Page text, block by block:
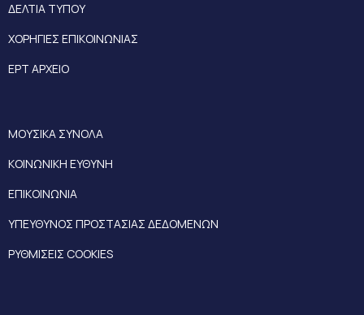
ΔΕΛΤΙΑ ΤΥΠΟΥ
ΧΟΡΗΓΙΕΣ ΕΠΙΚΟΙΝΩΝΙΑΣ
ΕΡΤ ΑΡΧΕΙΟ
ΜΟΥΣΙΚΑ ΣΥΝΟΛΑ
ΚΟΙΝΩΝΙΚΗ ΕΥΘΥΝΗ
ΕΠΙΚΟΙΝΩΝΙΑ
ΥΠΕΥΘΥΝΟΣ ΠΡΟΣΤΑΣΙΑΣ ΔΕΔΟΜΕΝΩΝ
ΡΥΘΜΙΣΕΙΣ COOKIES